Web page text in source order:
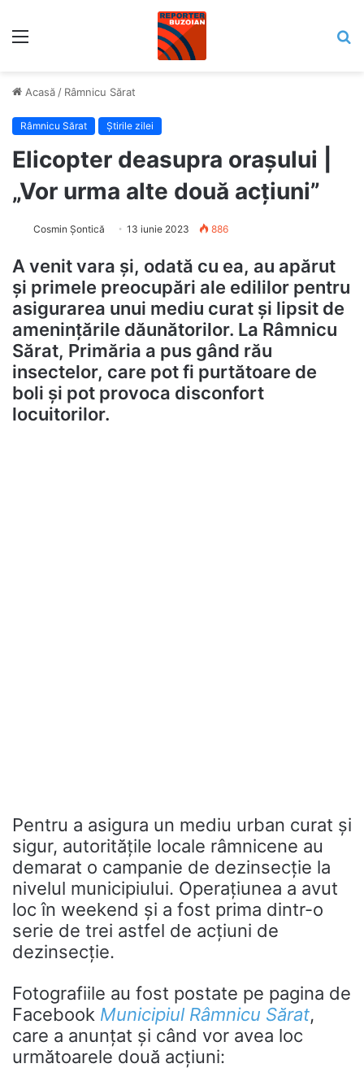
Acasă / Râmnicu Sărat
Râmnicu Sărat Știrile zilei
Elicopter deasupra orașului |
„Vor urma alte două acțiuni”
Cosmin Șontică 13 iunie 2023 886
A venit vara și, odată cu ea, au apărut
și primele preocupări ale edililor pentru
asigurarea unui mediu curat și lipsit de
amenințările dăunătorilor. La Râmnicu
Sărat, Primăria a pus gând rău
insectelor, care pot fi purtătoare de
boli și pot provoca disconfort
locuitorilor.
Pentru a asigura un mediu urban curat și
sigur, autoritățile locale râmnicene au
demarat o campanie de dezinsecție la
nivelul municipiului. Operațiunea a avut
loc în weekend și a fost prima dintr-o
serie de trei astfel de acțiuni de
dezinsecție.
Fotografiile au fost postate pe pagina de
Facebook Municipiul Râmnicu Sărat,
care a anunțat și când vor avea loc
următoarele două acțiuni: